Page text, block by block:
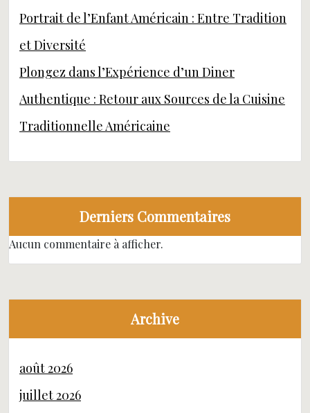
Portrait de l’Enfant Américain : Entre Tradition
et Diversité
Plongez dans l’Expérience d’un Diner
Authentique : Retour aux Sources de la Cuisine
Traditionnelle Américaine
Derniers Commentaires
Aucun commentaire à afficher.
Archive
août 2026
juillet 2026